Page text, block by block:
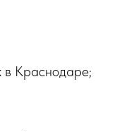
Краснодаре;